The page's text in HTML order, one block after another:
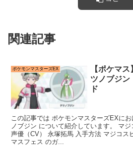
関連記事
ポケモンマスターズEX
【ポケマ
ツノブジ
ド
この記事では ポケモンマスターズEXに
ノブジン について紹介しています。 マ
声優（CV） 永塚拓馬 入手方法 マジコ
マスフェス のガ...